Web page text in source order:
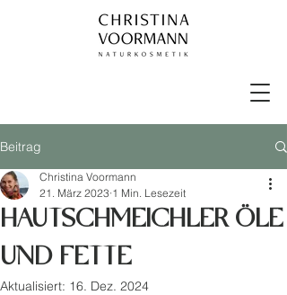
Beitrag
HAUTSCHMEICHLER ÖLE
UND FETTE
Christina Voormann
21. März 2023 1 Min. Lesezeit
Aktualisiert: 16. Dez. 2024